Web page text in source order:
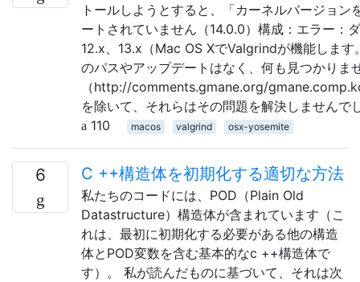
トールしようとすると、「カーネルバージョン
ートされていません（14.0.0）構成：エラー：
12.x、13.x（Mac OS XでValgrindが機能しま
のパスやアップデートはなく、何も見つかりま
（http://comments.gmane.org/
を除いて、それらはその問題を解決しませんで
110
macos valgrind osx-yosemite
6 C ++構造体を初期化する適切な方法
私たちのコードには、POD（Plain Old
Datastructure）構造体が含まれています（こ
れは、最初に初期化する必要がある他の構造
体とPOD変数を含む基本的なc ++構造体で
す）。 私が読んだものに基づいて、それは次